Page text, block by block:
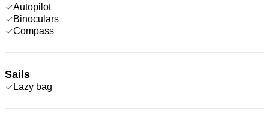
Autopilot
Binoculars
Compass
Sails
Lazy bag